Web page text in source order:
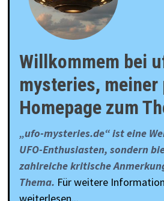
Willkommem bei
mysteries, meiner
Homepage zum
„ufo-mysteries.de“ ist eine
UFO-Enthusiasten, sondern
zahlreiche kritische
Thema. Für weitere
weiterlesen...